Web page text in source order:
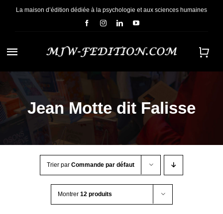
PasserLa maison d’édition dédiée à la psychologie et aux sciences humaines
Navigation
à
bascule
ACCUEIL
NOUS CONNAÎTRE
CONTACT
Jean Motte dit Falisse
Trier par Commande par défaut
Montrer 12 produits